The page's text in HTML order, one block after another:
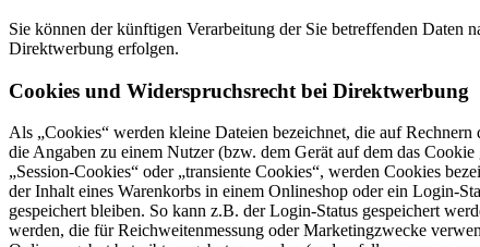
Sie können der künftigen Verarbeitung der Sie betreffenden Daten
Direktwerbung erfolgen.
Cookies und Widerspruchsrecht bei Direktwerbung
Als „Cookies“ werden kleine Dateien bezeichnet, die auf
die Angaben zu einem Nutzer (bzw. dem Gerät auf dem das
„Session-Cookies“ oder „transiente Cookies“, werden Cookies
der Inhalt eines Warenkorbs in einem Onlineshop oder ein Login-
gespeichert bleiben. So kann z.B. der Login-Status gespeichert
werden, die für Reichweitenmessung oder Marketingzwecke